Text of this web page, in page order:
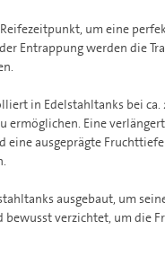
um eine
Entrappung werden die
in Edelstahltanks bei ca.
ermöglichen. Eine
eine ausgeprägte
ausgebaut, um
verzichtet, um die